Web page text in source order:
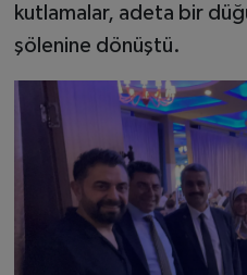
kutlamalar, adeta bir
şölenine dönüştü.